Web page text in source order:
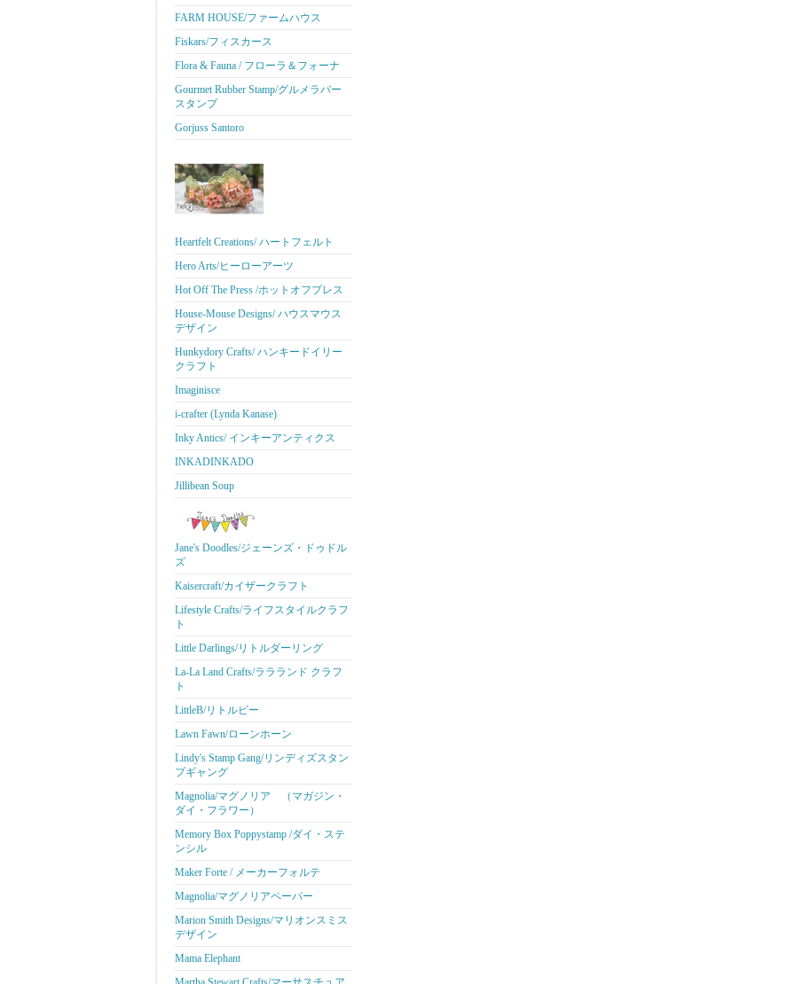
FARM HOUSE/ファームハウス
Fiskars/フィスカース
Flora & Fauna / フローラ＆フォーナ
Gourmet Rubber Stamp/グルメラバー
スタンプ
Gorjuss Santoro
Heartfelt Creations/ ハートフェルト
Hero Arts/ヒーローアーツ
Hot Off The Press /ホットオフプレス
House-Mouse Designs/ ハウスマウス
デザイン
Hunkydory Crafts/ ハンキードイリー
クラフト
Imaginisce
i-crafter (Lynda Kanase)
Inky Antics/ インキーアンティクス
INKADINKADO
Jillibean Soup
Jane's Doodles/ジェーンズ・ドゥドル
ズ
Kaisercraft/カイザークラフト
Lifestyle Crafts/ライフスタイルクラフ
ト
Little Darlings/リトルダーリング
La-La Land Crafts/ララランド クラフ
ト
LittleB/リトルビー
Lawn Fawn/ローンホーン
Lindy's Stamp Gang/リンディズスタン
プギャング
Magnolia/マグノリア （マガジン・
ダイ・フラワー）
Memory Box Poppystamp /ダイ・ステ
ンシル
Maker Forte / メーカーフォルテ
Magnolia/マグノリアペーパー
Marion Smith Designs/マリオンスミス
デザイン
Mama Elephant